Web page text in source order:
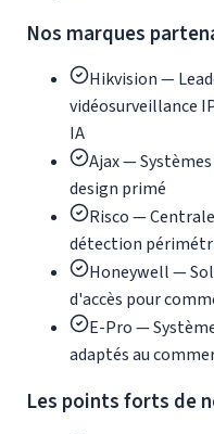
Nos marques
Hikvision —
vidéosurveillance
IA
Ajax —
design primé
Risco —
détection
Honeywell —
d'accès pour
E-Pro —
adaptés au
Les points forts de